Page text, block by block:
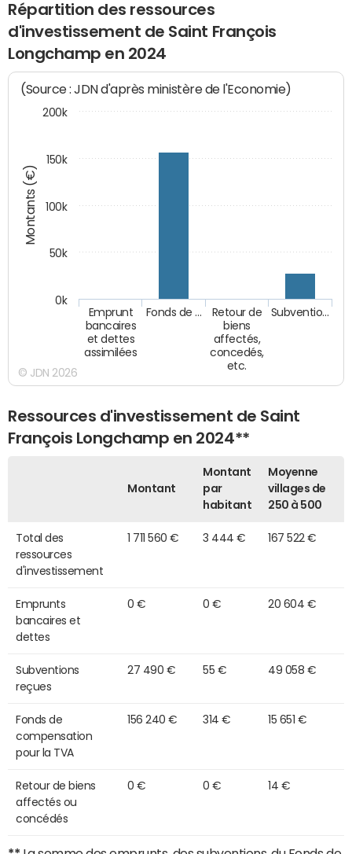
Répartition des ressources
d'investissement de Saint François
Longchamp en 2024
Montants (€)
(Source : JDN d'après ministère de l'Economie)
Emprunt
bancaires
et dettes
assimilées
Fonds de …
Retour de
biens
affectés,
concedés,
etc.
Subventio…
0k
50k
100k
150k
200k
© JDN 2026
Ressources d'investissement de Saint
François Longchamp en 2024**
Montant
Montant
par
habitant
Moyenne
villages de
250 à 500
Total des
ressources
d'investissement
1 711 560 € 3 444 € 167 522 €
Emprunts
bancaires et
dettes
0 € 0 € 20 604 €
Subventions
reçues
27 490 € 55 € 49 058 €
Fonds de
compensation
pour la TVA
156 240 € 314 € 15 651 €
Retour de biens
affectés ou
concédés
0 € 0 € 14 €